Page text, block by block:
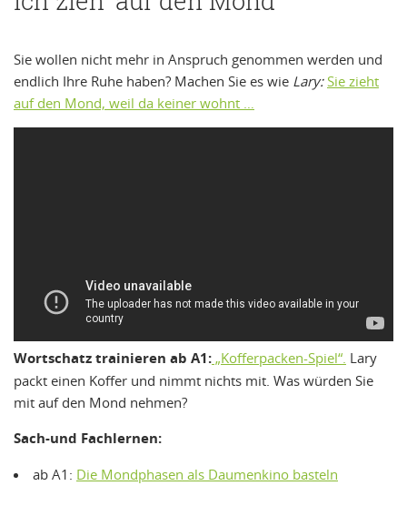
Sie wollen nicht mehr in Anspruch genommen werden und
endlich Ihre Ruhe haben? Machen Sie es wie Lary:Sie zieht
auf den Mond, weil da keiner wohnt …
Wortschatz trainieren ab A1: „Kofferpacken-Spiel“. Lary
packt einen Koffer und nimmt nichts mit. Was würden Sie
mit auf den Mond nehmen?
Sach-und Fachlernen:
ab A1: Die Mondphasen als Daumenkino basteln